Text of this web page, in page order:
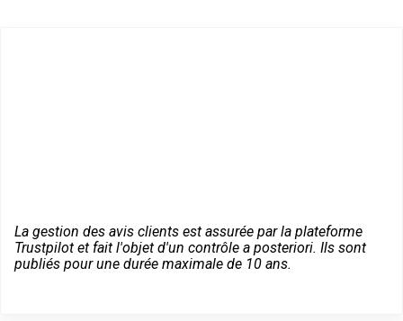
La gestion des avis clients est assurée par la plateforme
Trustpilot et fait l'objet d'un contrôle a posteriori. Ils sont
publiés pour une durée maximale de 10 ans.